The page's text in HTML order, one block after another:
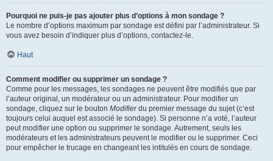
Pourquoi ne puis-je pas ajouter plus d’options à mon sondage ?
Le nombre d’options maximum par sondage est défini par l’administrateur. Si
vous avez besoin d’indiquer plus d’options, contactez-le.
Haut
Comment modifier ou supprimer un sondage ?
Comme pour les messages, les sondages ne peuvent être modifiés que par
l’auteur original, un modérateur ou un administrateur. Pour modifier un
sondage, cliquez sur le bouton Modifierdu premier message du sujet (c’est
toujours celui auquel est associé le sondage). Si personne n’a voté, l’auteur
peut modifier une option ou supprimer le sondage. Autrement, seuls les
modérateurs et les administrateurs peuvent le modifier ou le supprimer. Ceci
pour empêcher le trucage en changeant les intitulés en cours de sondage.